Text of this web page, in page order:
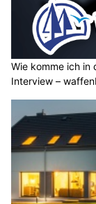
Wie komme ich in
Interview –